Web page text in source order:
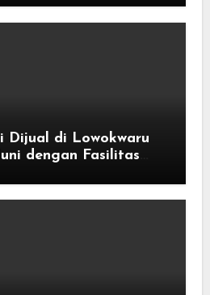
Dijual di Lowokwaru
dengan Fasilitas